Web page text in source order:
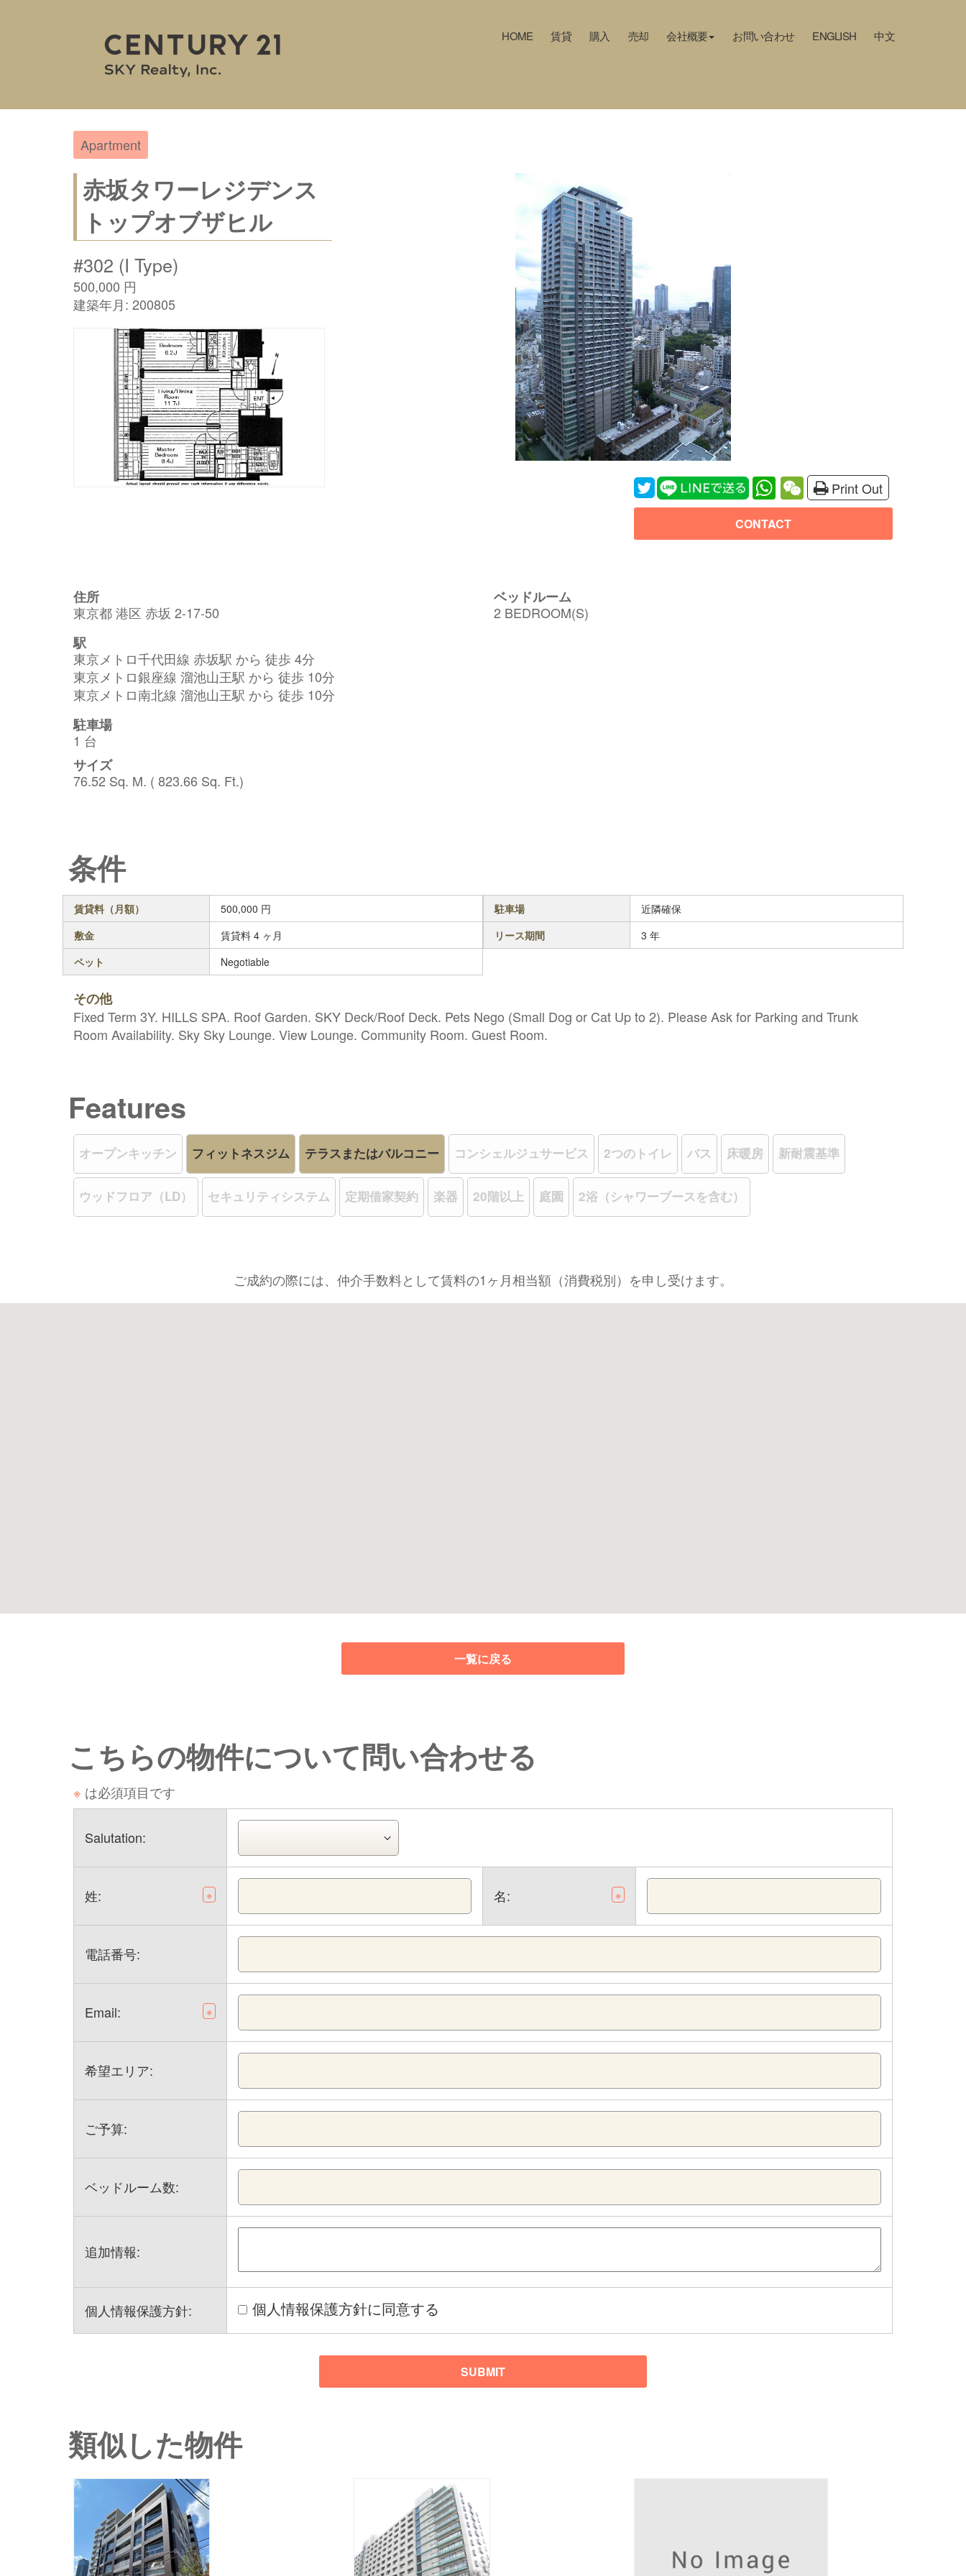
HOME 賃貸 購入 売却 会社概要 お問い合わせ ENGLISH 中文
Apartment
赤坂タワーレジデンス
トップオブザヒル
#302 (I Type)
500,000 円
建築年月: 200805
WhatsApp
WeChatPrint Out
CONTACT
住所
東京都 港区 赤坂 2-17-50
駅
東京メトロ千代田線 赤坂駅 から 徒歩 4分
東京メトロ銀座線 溜池山王駅 から 徒歩 10分
東京メトロ南北線 溜池山王駅 から 徒歩 10分
駐車場
1 台
サイズ
76.52 Sq. M. ( 823.66 Sq. Ft.)
ベッドルーム
2 BEDROOM(S)
条件
賃貸料（月額） 500,000 円
敷金
賃貸料 4 ヶ月
ペット
Negotiable
駐車場
近隣確保
リース期間
3 年
その他
Fixed Term 3Y. HILLS SPA. Roof Garden. SKY Deck/Roof Deck. Pets Nego (Small Dog or Cat Up to 2). Please Ask for Parking and Trunk
Room Availability. Sky Sky Lounge. View Lounge. Community Room. Guest Room.
Features
オープンキッチン フィットネスジム テラスまたはバルコニー コンシェルジュサービス 2つのトイレ バス 床暖房 新耐震基準
ウッドフロア（LD） セキュリティシステム 定期借家契約 楽器 20階以上 庭園 2浴（シャワーブースを含む）
ご成約の際には、仲介手数料として賃料の1ヶ月相当額（消費税別）を申し受けます。
一覧に戻る
こちらの物件について問い合わせる
※ は必須項目です
Salutation:
姓: ※ 名: ※
電話番号:
Email: ※
希望エリア:
ご予算:
ベッドルーム数:
追加情報:
個人情報保護方針: 個人情報保護方針に同意する
SUBMIT
類似した物件